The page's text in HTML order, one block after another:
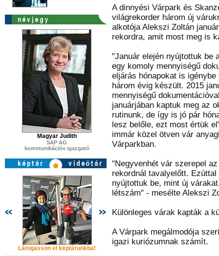
Magyar Judith
SAP AG
kommunikációs igazgató
Látogasson el képtárunkba! Látogasson el képtárunkba!
A dinnyési Várpark és
világrekorder három új
alkotója Alekszi Zoltán
rekordra, amit most meg is
"Január elején nyújtottuk be
egy komoly mennyiségű
eljárás hónapokat is
három évig készült. 2015
mennyiségű
januárjában kaptuk meg az
rutinunk, de így is jó pár
lesz belőle, ezt most értük
immár közel ötven vár
Várparkban.
"Negyvenhét vár szerepel
rekordnál tavalyelőtt.
nyújtottuk be, mint új
létszám" - mesélte Alekszi
Különleges várak kapták a
A Várpark megálmodója
igazi kuriózumnak számít.